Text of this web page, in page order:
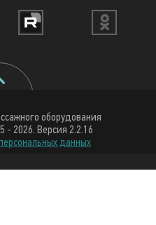
оборудования
- 2026. Версия 2.2.16
данных